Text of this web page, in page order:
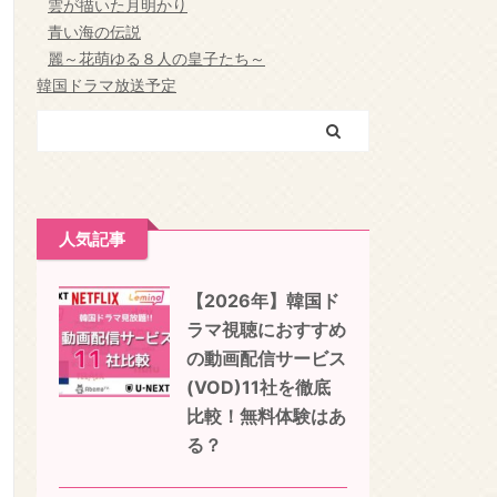
雲が描いた月明かり
青い海の伝説
麗～花萌ゆる８人の皇子たち～
韓国ドラマ放送予定
人気記事
【2026年】韓国ド
ラマ視聴におすすめ
の動画配信サービス
(VOD)11社を徹底
比較！無料体験はあ
る？